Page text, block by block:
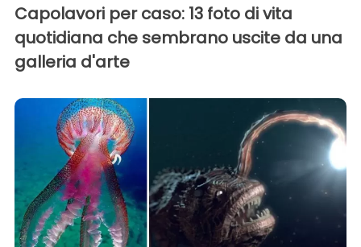
Capolavori per caso: 13 foto di vita
quotidiana che sembrano uscite da una
galleria d'arte